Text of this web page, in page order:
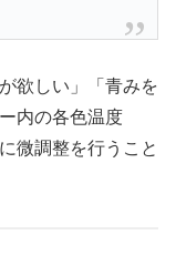
欲しい」「青みを
内の各色温度
微調整を行うこと